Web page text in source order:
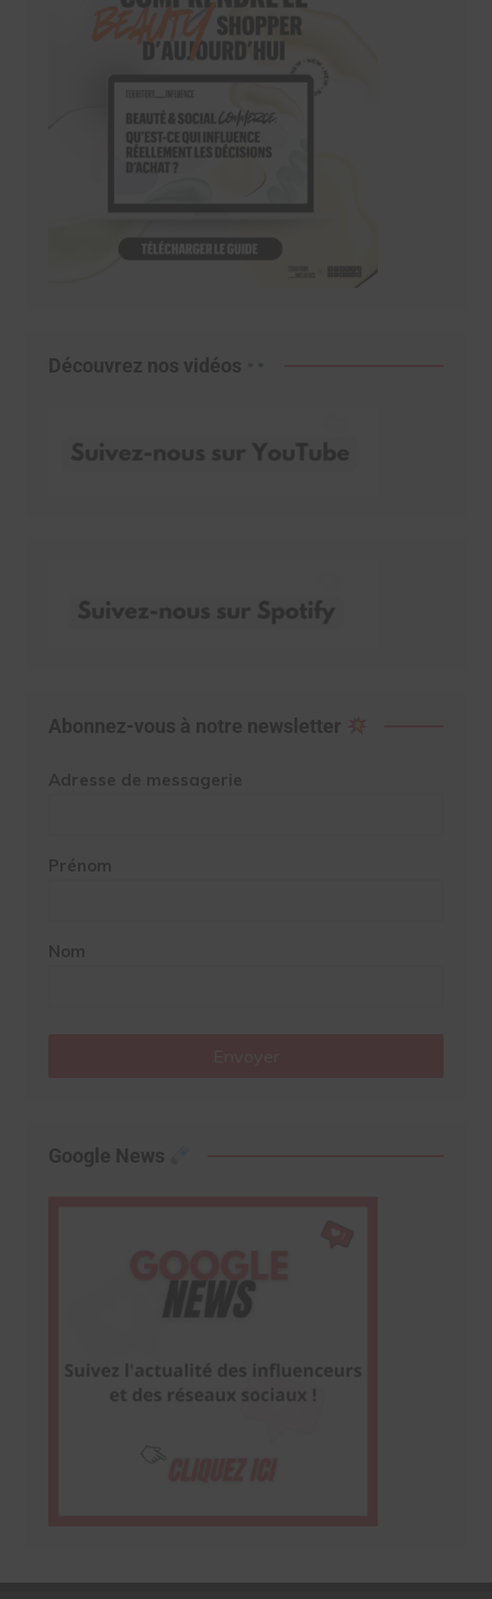
Découvrez nos vidéos
Abonnez-vous à notre newsletter
Adresse de messagerie
Prénom
Nom
Google News